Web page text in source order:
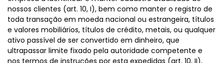
nossos clientes (art. 10, I), bem como manter o registro de
toda transação em moeda nacional ou estrangeira, títulos
e valores mobiliários, títulos de crédito, metais, ou qualquer
ativo passível de ser convertido em dinheiro, que
ultrapassar limite fixado pela autoridade competente e
nos termos de instruções por esta expedidas (art. 10, II),